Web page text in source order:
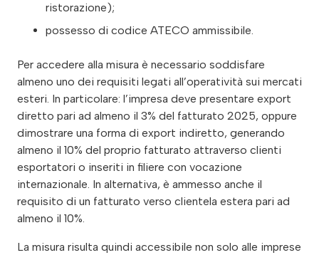
ristorazione);
possesso di codice ATECO ammissibile.
Per accedere alla misura è necessario soddisfare
almeno uno dei requisiti legati all’operatività sui mercati
esteri. In particolare: l’impresa deve presentare export
diretto pari ad almeno il 3% del fatturato 2025, oppure
dimostrare una forma di export indiretto, generando
almeno il 10% del proprio fatturato attraverso clienti
esportatori o inseriti in filiere con vocazione
internazionale. In alternativa, è ammesso anche il
requisito di un fatturato verso clientela estera pari ad
almeno il 10%.
La misura risulta quindi accessibile non solo alle imprese